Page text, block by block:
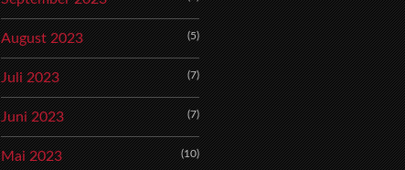
August 2023 (5)
Juli 2023 (7)
Juni 2023 (7)
Mai 2023 (10)